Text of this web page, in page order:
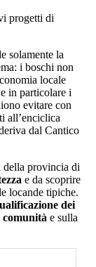
progetti di
solamente la
i boschi non
locale
in particolare i
evitare con
all’enciclica
dal Cantico
della provincia di
e da scoprire
locande tipiche.
dei
e sulla